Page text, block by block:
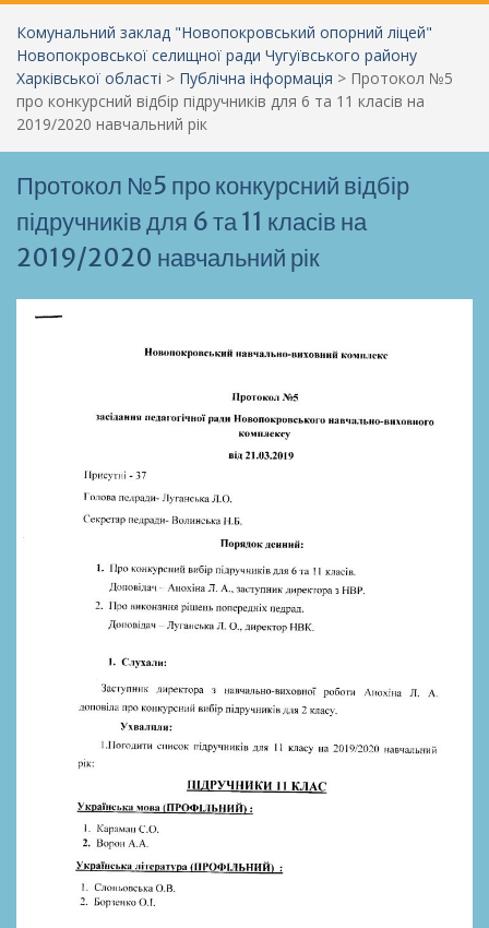
Комунальний заклад "Новопокровський опорний ліцей"
Новопокровської селищної ради Чугуївського району
Харківської області > Публічна інформація > Протокол №5
про конкурсний відбір підручників для 6 та 11 класів на
2019/2020 навчальний рік
Протокол №5 про конкурсний відбір
підручників для 6 та 11 класів на
2019/2020 навчальний рік